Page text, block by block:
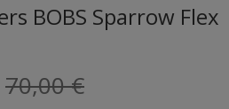
BOBS Sparrow Flex
70,00 €